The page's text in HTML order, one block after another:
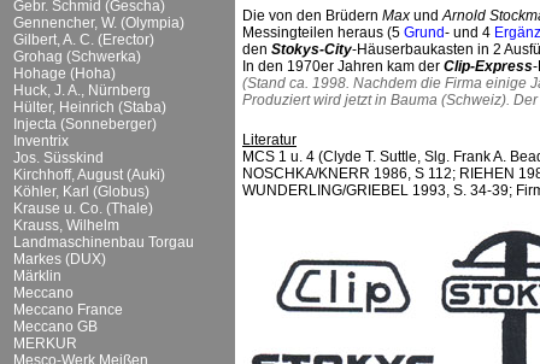
Gebr. Schmid (Gescha)
Gennencher, W. (Olympia)
Gilbert, A. C. (Erector)
Grohag (Schwerka)
Hohage (Hoha)
Huck, J. A., Nürnberg
Hülter, Heinrich (Staba)
Injecta (Sonneberger)
Inventrix
Jos. Süsskind
Kirchhoff, August (Auki)
Köhler, Karl (Globus)
Krause u. Co. (Thale)
Krauss, Wilhelm
Landmaschinenbau Torgau
Markes (DUX)
Märklin
Meccano
Meccano France
Meccano GB
MERKUR
Mesco-Werk Meißen
Die von den Brüdern Max undArnold
Messingteilen heraus (5 Grund- und 4
den Stokys-City-Häuserbaukasten in 2
In den 1970er Jahren kam der Clip-Express-
(Stand ca. 1998. Nachdem die Firma einige
Produziert wird jetzt in Bauma (Schweiz).
Literatur
MCS 1 u. 4 (Clyde T. Suttle, Slg. Frank A.
NOSCHKA/KNERR 1986, S 112; RIEHEN
WUNDERLING/GRIEBEL 1993, S. 34-39;